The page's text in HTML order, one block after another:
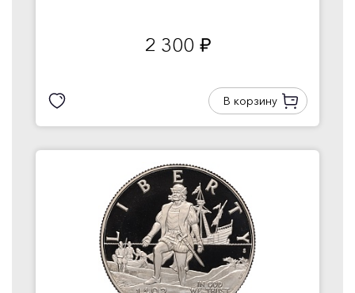
2 300 руб.
В корзину